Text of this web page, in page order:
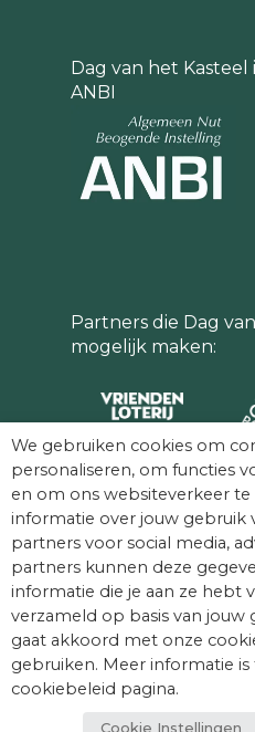
Dag van het Kasteel
ANBI
Partners die Dag
mogelijk maken:
© Dag van het Kasteel.
voorbehouden.
We gebruiken cookies om
personaliseren, om functies
en om ons websiteverkeer te
informatie over jouw gebruik
partners voor social media,
partners kunnen deze
informatie die je aan ze hebt
verzameld op basis van jouw
gaat akkoord met onze
gebruiken. Meer informatie
cookiebeleid pagina.
Cookie Instellingen